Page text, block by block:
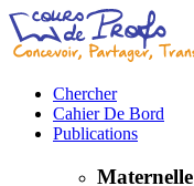
Chercher
Cahier De Bord
Publications
Maternelle